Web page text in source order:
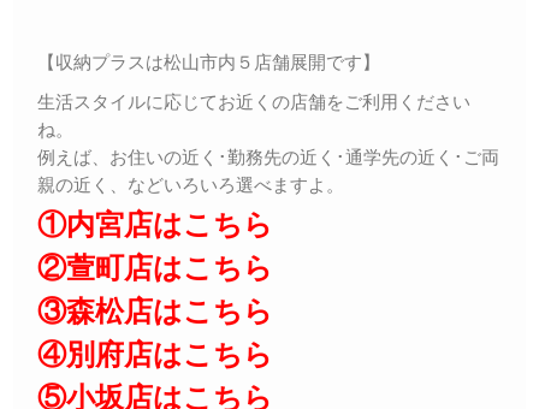
【収納プラスは松山市内５店舗展開です】
生活スタイルに応じてお近くの店舗をご利用ください
ね。
例えば、お住いの近く･勤務先の近く･通学先の近く･ご両
親の近く、などいろいろ選べますよ。
①内宮店はこちら
②萱町店はこちら
③森松店はこちら
④別府店はこちら
⑤小坂店はこちら